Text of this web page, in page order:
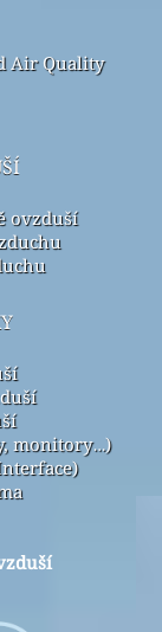
Air Quality
ovzduší
monitory…)